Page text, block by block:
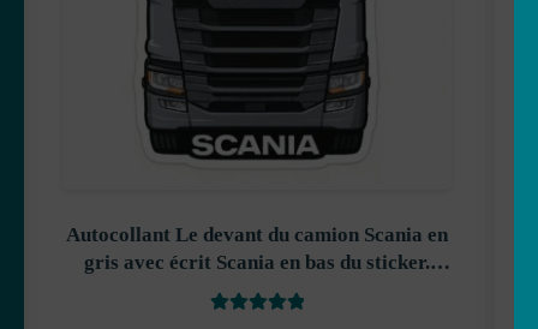
Autocollant Le devant du camion Scania en
gris avec écrit Scania en bas du sticker.
décoration decostickerstore – S56YH6